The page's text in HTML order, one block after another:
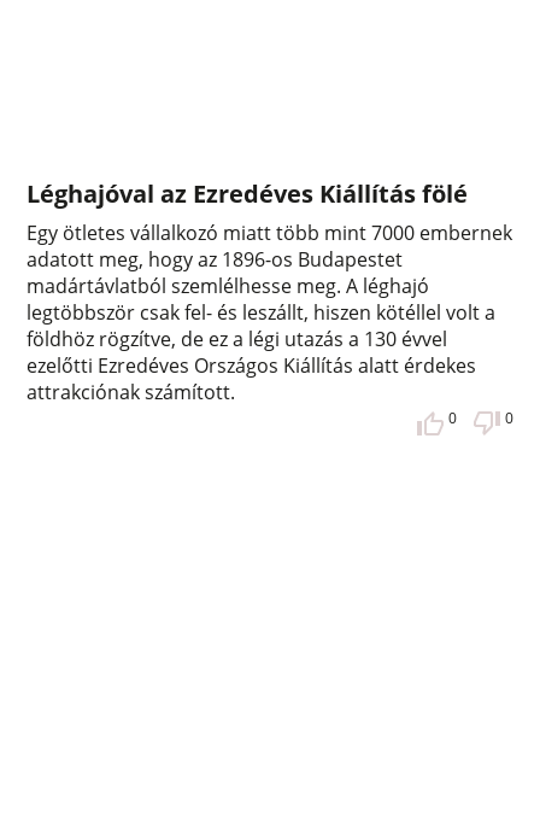
Léghajóval az Ezredéves Kiállítás fölé
Egy ötletes vállalkozó miatt több mint 7000 embernek
adatott meg, hogy az 1896-os Budapestet
madártávlatból szemlélhesse meg. A léghajó
legtöbbször csak fel- és leszállt, hiszen kötéllel volt a
földhöz rögzítve, de ez a légi utazás a 130 évvel
ezelőtti Ezredéves Országos Kiállítás alatt érdekes
attrakciónak számított.
0 0